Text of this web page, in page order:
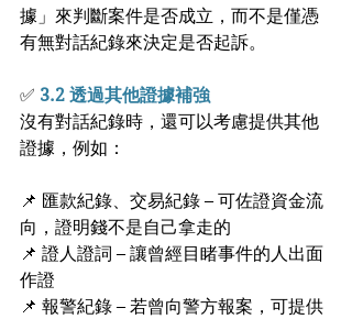
據」來判斷案件是否成立，而不是僅憑
有無對話紀錄來決定是否起訴。
✅ 3.2 透過其他證據補強
沒有對話紀錄時，還可以考慮提供其他
證據，例如：
📌 匯款紀錄、交易紀錄 – 可佐證資金流
向，證明錢不是自己拿走的
📌 證人證詞 – 讓曾經目睹事件的人出面
作證
📌 報警紀錄 – 若曾向警方報案，可提供